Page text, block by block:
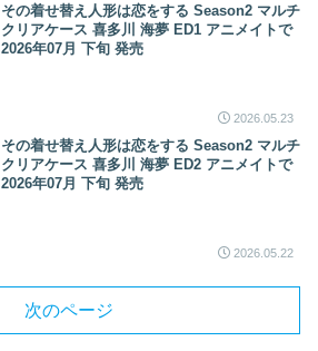
その着せ替え人形は恋をする Season2 マルチ
クリアケース 喜多川 海夢 ED1 アニメイトで
2026年07月 下旬 発売
2026.05.23
その着せ替え人形は恋をする Season2 マルチ
クリアケース 喜多川 海夢 ED2 アニメイトで
2026年07月 下旬 発売
2026.05.22
次のページ